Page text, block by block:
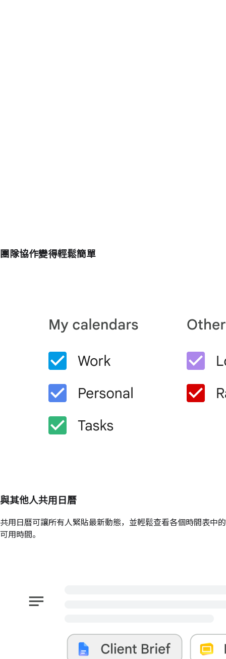
團隊協作變得輕鬆簡單
與其他人共用日曆
共用日曆可讓所有人緊貼最新動態，並輕鬆查看各個時間表中的
可用時間。